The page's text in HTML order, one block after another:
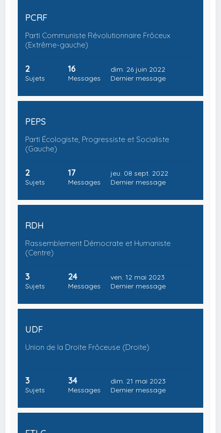
PCRF
Parti Communiste Révolutionnaire Frôceux
(Extrême-gauche)
2
Sujets
16
Messages
dim. 26 juin 2022
Dernier message
PEPS
Parti Écologiste, Progressiste et Socialiste
(Gauche)
2
Sujets
17
Messages
jeu. 08 sept. 2022
Dernier message
RDH
Rassemblement Démocrate et Humaniste
(Centre)
3
Sujets
24
Messages
ven. 12 mai 2023
Dernier message
UDF
Union de la Droite Frôceuse (Droite)
3
Sujets
34
Messages
dim. 21 mai 2023
Dernier message